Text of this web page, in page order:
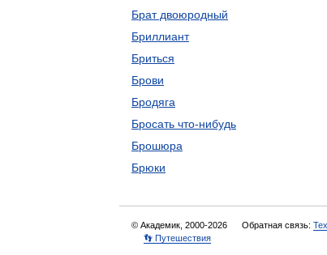
Брат двоюродный
Бриллиант
Бриться
Брови
Бродяга
Бросать что-нибудь
Брошюра
Брюки
© Академик, 2000-2026 Обратная связь:
👣 Путешествия